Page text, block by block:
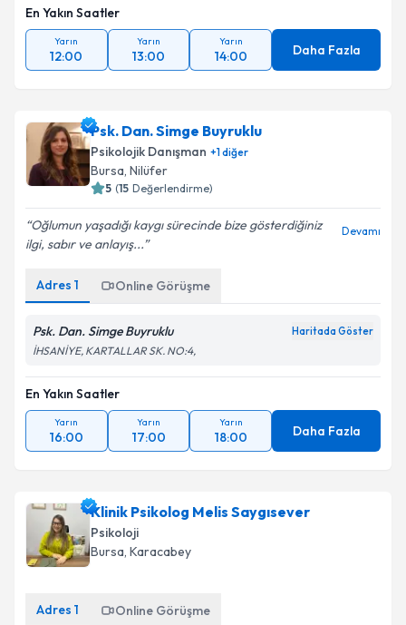
En Yakın Saatler
Yarın
12:00
Yarın
13:00
Yarın
14:00 Daha Fazla
Psk. Dan. Simge Buyruklu
Psikolojik Danışman +1diğer
Bursa, Nilüfer
5 (15 Değerlendirme)
Oğlumun yaşadığı kaygı sürecinde bize gösterdiğiniz
ilgi, sabır ve anlayış...
Devamı
Adres 1 Online Görüşme
Psk. Dan. Simge Buyruklu Haritada Göster
İHSANİYE, KARTALLAR SK. NO:4,
En Yakın Saatler
Yarın
16:00
Yarın
17:00
Yarın
18:00 Daha Fazla
Klinik Psikolog Melis Saygısever
Psikoloji
Bursa, Karacabey
Adres 1 Online Görüşme